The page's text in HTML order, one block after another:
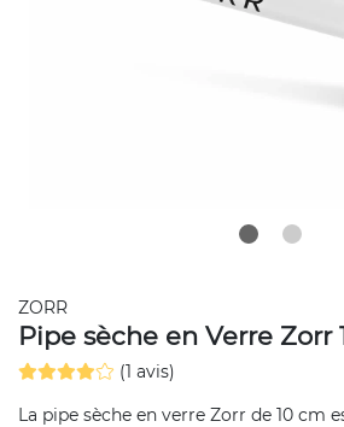
ZORR
Pipe sèche en Verre Zorr
(1 avis)
La pipe sèche en verre Zorr de 10 cm